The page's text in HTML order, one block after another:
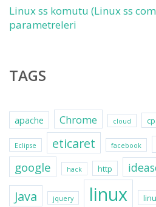
Linux ss komutu (Linux ss
parametreleri
TAGS
apache Chrome cloud
Eclipse eticaret facebook
google hack http
Java jquery linux